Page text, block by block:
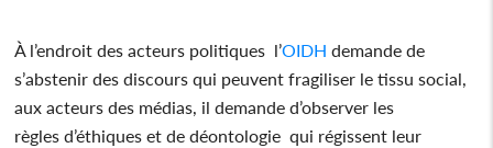
À l’endroit des acteurs politiques l’OIDH demande de
s’abstenir des discours qui peuvent fragiliser le tissu social,
aux acteurs des médias, il demande d’observer les
règles d’éthiques et de déontologie qui régissent leur